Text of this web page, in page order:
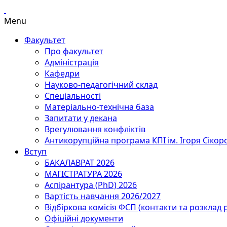
Menu
Факультет
Про факультет
Адміністрація
Кафедри
Науково-педагогічний склад
Спеціальності
Матеріально-технічна база
Запитати у декана
Врегулювання конфліктів
Антикорупційна програма КПІ ім. Ігоря
Вступ
БАКАЛАВРАТ 2026
МАГІСТРАТУРА 2026
Аспірантура (PhD) 2026
Вартість навчання 2026/2027
Відбіркова комісія ФСП (контакти та розклад
Офіційні документи